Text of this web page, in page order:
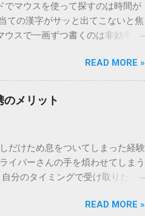
でマウスを使って探すのは時間が
ての漢字がサッと出てこないと焦
ウスで一画ずつ書くのは非効率で
クニックを詳しく解説します。
なぜ「変換」しても旧字・外字
その理由は、パソコンが文字を
産業規格）によって「第1水
古い漢字（旧字）や、特定の組
べての文字には、いわば「住
ド）を直接指定すれば、確実に呼
力」 最も汎用性が高く、特別な
を把握する。 入力モードを「半
READ MORE »
メリット
だけため息をついてしまった経験
イバーさんの手を煩わせてしまう
分のタイミングで受け取りた
再配達のストレスは驚くほど軽く
READ MORE »